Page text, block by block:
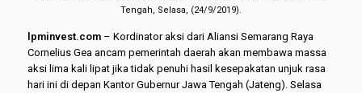
Tengah, Selasa, (24/9/2019).
lpminvest.com – Kordinator aksi dari Aliansi Semarang Raya
Cornelius Gea ancam pemerintah daerah akan membawa massa
aksi lima kali lipat jika tidak penuhi hasil kesepakatan unjuk rasa
hari ini di depan Kantor Gubernur Jawa Tengah (Jateng). Selasa